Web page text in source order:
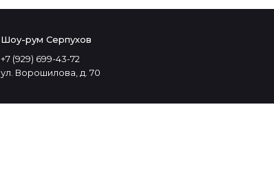
Шоу-рум Серпухов
+7 (929) 699-43-72
ул. Ворошилова, д. 70